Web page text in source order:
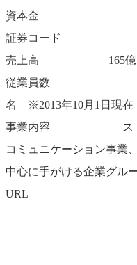
資本金 10億
証券コード 東
売上高 165億7,553
従業員数 （単体
名 ※2013年10月1日現在
事業内容 ストック
コミュニケーション事業
中心に手がける企業グル